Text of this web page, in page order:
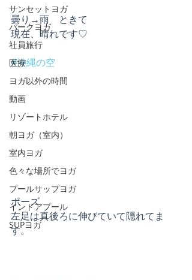
サンセットヨガ
パークヨガ
社員旅行
医療
ヨガ以外の時間
動画
リゾートホテル
朝ヨガ（室内）
室内ヨガ
色々な場所でヨガ
プールサップヨガ
インドアプール
SUPヨガ
曇り→雨　ときて
現在、晴れです♡
#沖縄の空
ポーズ
左足は真後ろに伸びていて隠れてま
す。